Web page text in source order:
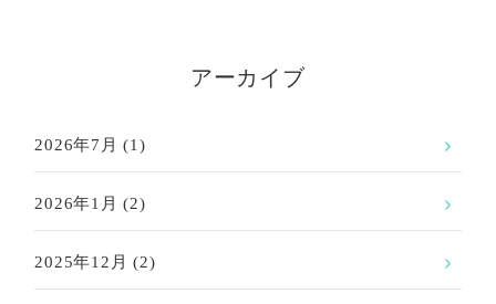
アーカイブ
2026年7月 (1)
2026年1月 (2)
2025年12月 (2)